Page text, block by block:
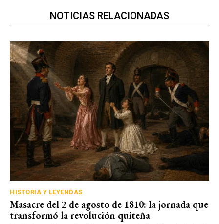
NOTICIAS RELACIONADAS
HISTORIA Y LEYENDAS
Masacre del 2 de agosto de 1810: la jornada que
transformó la revolución quiteña